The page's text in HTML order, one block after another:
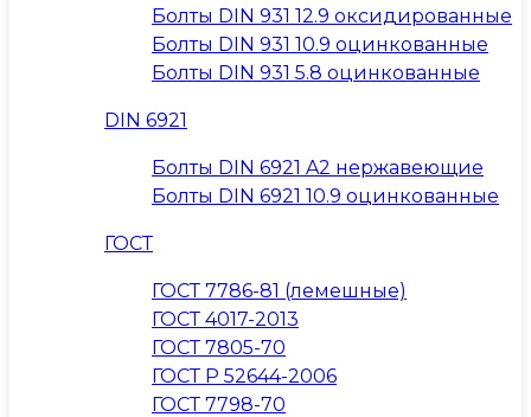
Болты DIN 931 12.9 оксидированные
Болты DIN 931 10.9 оцинкованные
Болты DIN 931 5.8 оцинкованные
DIN 6921
Болты DIN 6921 A2 нержавеющие
Болты DIN 6921 10.9 оцинкованные
ГОСТ
ГОСТ 7786-81 (лемешные)
ГОСТ 4017-2013
ГОСТ 7805-70
ГОСТ Р 52644-2006
ГОСТ 7798-70